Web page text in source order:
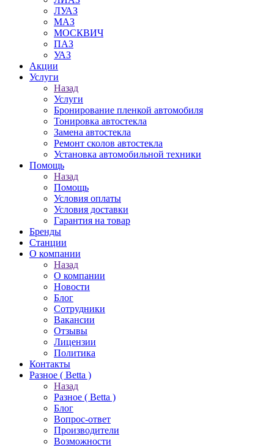
ЛУАЗ
МАЗ
МОСКВИЧ
ПАЗ
УАЗ
Акции
Услуги
Назад
Услуги
Бронирование пленкой автомобиля
Тонировка автостекла
Замена автостекла
Ремонт сколов автостекла
Установка автомобильной техники
Помощь
Назад
Помощь
Условия оплаты
Условия доставки
Гарантия на товар
Бренды
Станции
О компании
Назад
О компании
Новости
Блог
Сотрудники
Вакансии
Отзывы
Лицензии
Политика
Контакты
Разное ( Betta )
Назад
Разное ( Betta )
Блог
Вопрос-ответ
Производители
Возможности